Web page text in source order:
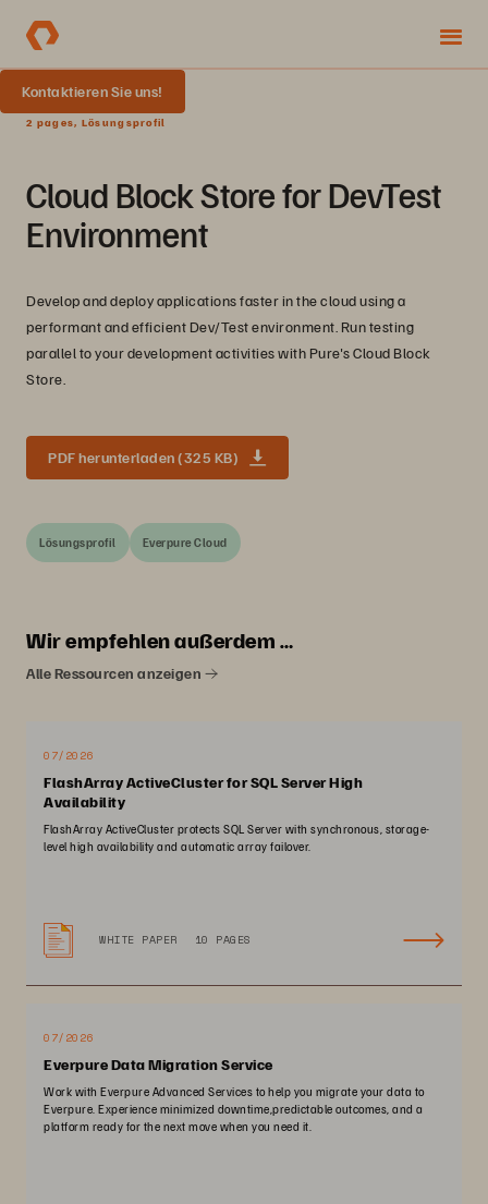
Kontaktieren Sie uns!
2 pages, Lösungsprofil
Cloud Block Store for DevTest
Environment
Develop and deploy applications faster in the cloud using a
performant and efficient Dev/Test environment. Run testing
parallel to your development activities with Pure's Cloud Block
Store.
PDF herunterladen (325 KB)
Lösungsprofil Everpure Cloud
Wir empfehlen außerdem …
Alle Ressourcen anzeigen
07/2026
FlashArray ActiveCluster for SQL Server High
Availability
FlashArray ActiveCluster protects SQL Server with synchronous, storage-
level high availability and automatic array failover.
WHITE PAPER 10 PAGES
07/2026
Everpure Data Migration Service
Work with Everpure Advanced Services to help you migrate your data to
Everpure. Experience minimized downtime,predictable outcomes, and a
platform ready for the next move when you need it.